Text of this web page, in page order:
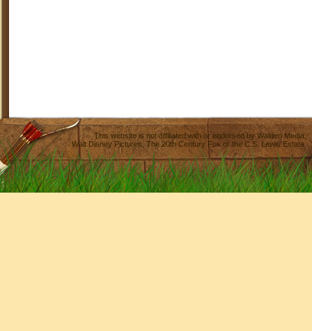
This website is not affiliated with or endorsed byWalden Media
Walt Disney Pictures,The 20th Century Fox or the C.S. Lewis Estate.